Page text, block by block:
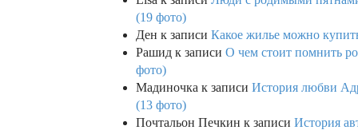
(19 фото)
Ден к записи Какое жилье можно
Рашид к записи О чем стоит помнить
фото)
Мадиночка к записи История любви
(13 фото)
Почтальон Печкин к записи История